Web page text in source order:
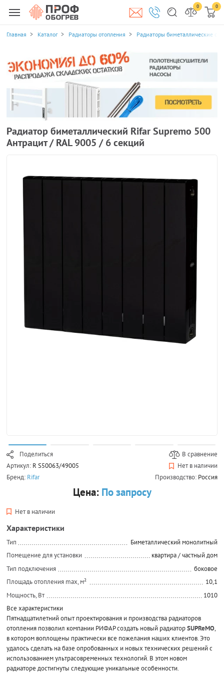
0 0
Главная Каталог Радиаторы отопления Радиаторы биметаллические
Радиатор биметаллический Rifar Supremo 500
Антрацит / RAL 9005 / 6 секций
Поделиться
В сравнение
Артикул: R S50063/49005
Нет в наличии
Бренд: Rifar Производство: Россия
Цена: По запросу
Нет в наличии
Характеристики
Тип
Биметаллический монолитный
Помещение для установки
квартира / частный дом
Тип подключения
боковое
Площадь отопления max, м²
10,1
Мощность, Вт
1010
Все характеристики
Пятнадцатилетний опыт проектирования и производства радиаторов
отопления позволил компании РИФАР создать новый радиаторSUPReMO,
в котором воплощены практически все пожелания наших клиентов. Это
удалось сделать на базе опробованных и новых технических решений с
использованием ультрасовременных технологий. В этом новом
радиаторе достигнуты следующие уникальные особенности.